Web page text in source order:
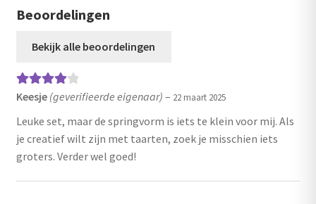
r
0
t
a
r
e
d
0
u
Beoordelingen
Bekijk alle beoordelingen
Gewaarde
Keesje (geverifieerde eigenaar) – 22 maart 2025
Leuke set, maar de springvorm is iets te klein voor mij. Als
je creatief wilt zijn met taarten, zoek je misschien iets
groters. Verder wel goed!